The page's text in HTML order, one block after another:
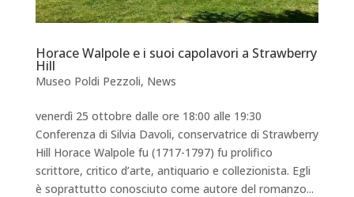
Horace Walpole e i suoi capolavori a Strawberry
Hill
Museo Poldi Pezzoli, News
venerdì 25 ottobre dalle ore 18:00 alle 19:30
Conferenza di Silvia Davoli, conservatrice di Strawberry
Hill Horace Walpole fu (1717-1797) fu prolifico
scrittore, critico d’arte, antiquario e collezionista. Egli
è soprattutto conosciuto come autore del romanzo...